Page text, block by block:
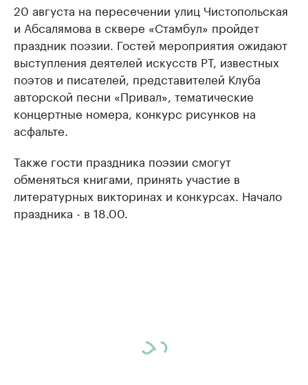
20 августа на пересечении улиц Чистопольская
и Абсалямова в сквере «Стамбул» пройдет
праздник поэзии. Гостей мероприятия ожидают
выступления деятелей искусств РТ, известных
поэтов и писателей, представителей Клуба
авторской песни «Привал», тематические
концертные номера, конкурс рисунков на
асфальте.
Также гости праздника поэзии смогут
обменяться книгами, принять участие в
литературных викторинах и конкурсах. Начало
праздника - в 18.00.